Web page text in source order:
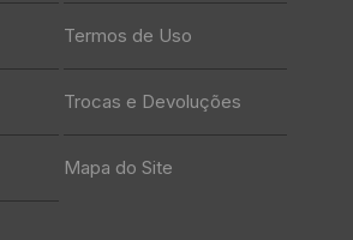
Termos de Uso
Trocas e Devoluções
Mapa do Site